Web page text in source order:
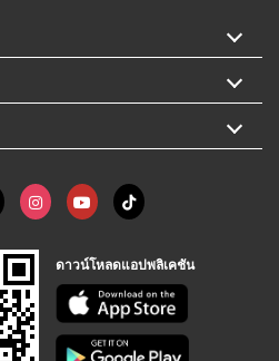
ดาวน์โหลดแอปพลิเคชัน